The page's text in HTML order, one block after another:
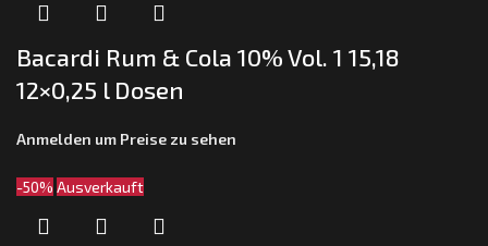
Bacardi Rum & Cola 10% Vol. 1 15,18
12×0,25 l Dosen
Anmelden um Preise zu sehen
-50% Ausverkauft